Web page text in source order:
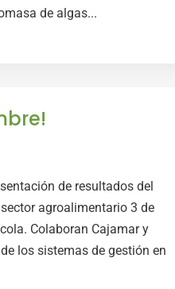
de algas...
de resultados del
agroalimentario 3 de
Colaboran Cajamar y
los sistemas de gestión en